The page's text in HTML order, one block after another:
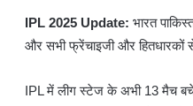
IPL 2025 Update: भारत
और सभी फ्रेंचाइजी और हितधारकों
IPL में लीग स्टेज के अभी 13 मैच बचे